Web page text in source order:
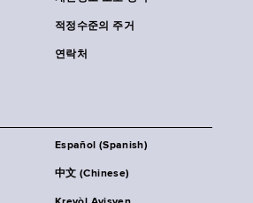
적정수준의 주거
연락처
Español (Spanish)
中文 (Chinese)